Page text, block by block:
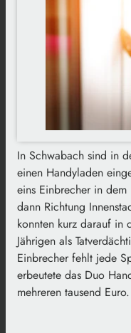
In Schwabach sind in
einen Handyladen
eins Einbrecher in
dann Richtung
konnten kurz darauf in
Jährigen als
Einbrecher fehlt jede
erbeutete das Duo
mehreren tausend Euro.